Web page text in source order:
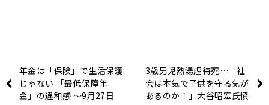
年金は「保険」で生活保護
じゃない 「最低保障年
金」の違和感 ～9月27日
3歳男児熱湯虐待死…「社
会は本気で子供を守る気が
あるのか！」大谷昭宏氏憤